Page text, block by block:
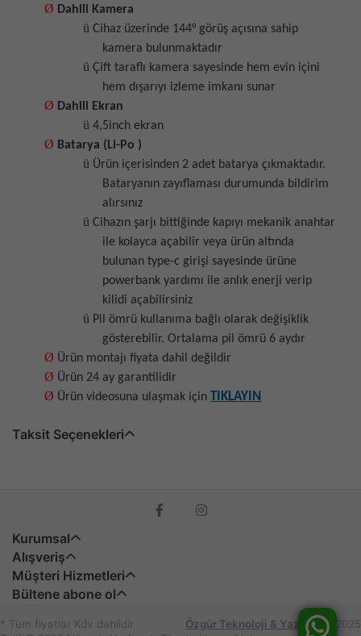
Ø Dahili Kamera
ü Cihaz üzerinde 144° görüş açısına sahip
kamera bulunmaktadır
ü Çift taraflı kamera sayesinde hem evin içini
hem dışarıyı izleme imkanı sunar
Ø Dahili Ekran
ü 4,5inch ekran
Ø Batarya (Li-Po )
ü Ürün içerisinden 2 adet batarya çıkmaktadır.
Bataryanın zayıflaması durumunda bildirim
alırsınız
ü Cihazın şarjı bittiğinde kapıyı mekanik anahtar
ile kolayca açabilir veya ürün altında
bulunan type-c girişi sayesinde ürüne
powerbank yardımı ile anlık enerji verip
kilidi açabilirsiniz
ü Pil ömrü kullanıma bağlı olarak değişiklik
gösterebilir. Ortalama pil ömrü 6 aydır
Ø Ürün montajı fiyata dahil değildir
Ø Ürün 24 ay garantilidir
Ø Ürün videosuna ulaşmak için TIKLAYIN
Taksit Seçenekleri
Kurumsal
Alışveriş
Müşteri Hizmetleri
Bültene abone ol
* Tüm fiyatlar Kdv dahildir Özgür Teknoloji & Yazılım © 2025